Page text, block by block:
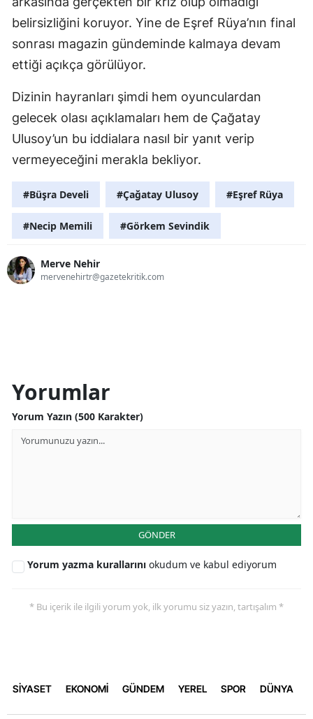
belirsizliğini koruyor. Yine de Eşref Rüya’nın final
sonrası magazin gündeminde kalmaya devam
ettiği açıkça görülüyor.
Dizinin hayranları şimdi hem oyunculardan
gelecek olası açıklamaları hem de Çağatay
Ulusoy’un bu iddialara nasıl bir yanıt verip
vermeyeceğini merakla bekliyor.
#Büşra Develi #Çağatay Ulusoy #Eşref Rüya
#Necip Memili #Görkem Sevindik
Merve Nehir
mervenehirtr@gazetekritik.com
Yorumlar
Yorum Yazın (500 Karakter)
GÖNDER
Yorum yazma kurallarını okudum ve kabul ediyorum
* Bu içerik ile ilgili yorum yok, ilk yorumu siz yazın, tartışalım *
SİYASET EKONOMİ GÜNDEM YEREL SPOR DÜNYA